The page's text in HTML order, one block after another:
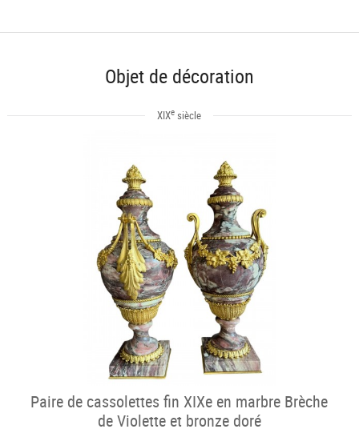
Objet de décoration
XIXe siècle
Paire de cassolettes fin XIXe en marbre Brèche
de Violette et bronze doré